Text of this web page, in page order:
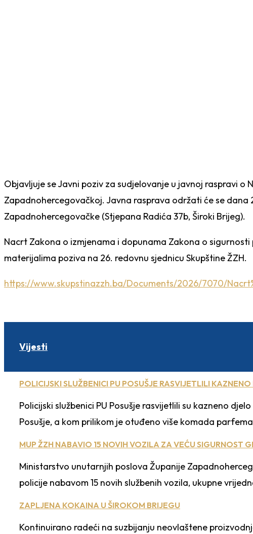
Objavljuje se Javni poziv za sudjelovanje u javnoj raspravi
Zapadnohercegovačkoj. Javna rasprava održati će se
Zapadnohercegovačke (Stjepana Radića 37b, Široki Brijeg).
Nacrt Zakona o izmjenama i dopunama Zakona o
materijalima poziva na 26. redovnu sjednicu Skupštine ŽZH.
https://www.skupstinazzh.ba/Documents/2026/7070/
Vijesti
POLICIJSKI SLUŽBENICI PU POSUŠJE RASVIJETLILI
Policijski službenici PU Posušje rasvijetlili su kazneno
Posušje, a kom prilikom je otuđeno više komada
MUP ŽZH NABAVIO 15 NOVIH VOZILA ZA VEĆU SIGURNOST
Ministarstvo unutarnjih poslova Županije
policije nabavom 15 novih službenih vozila, ukupne
ZAPLJENA KOKAINA U ŠIROKOM BRIJEGU
Kontinuirano radeći na suzbijanju neovlaštene